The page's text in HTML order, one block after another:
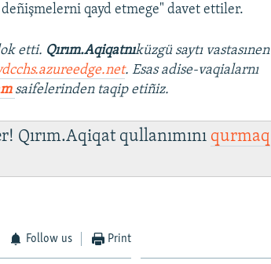
qayd etmege" davet ettiler.
etti. Qırım.Aqiqatnıküzgü saytı vastasınen
. Esas adise-vaqialarnı
saifelerinden taqip etiñiz.
Qırım.Aqiqat qullanımını qurmaq
Follow us Print